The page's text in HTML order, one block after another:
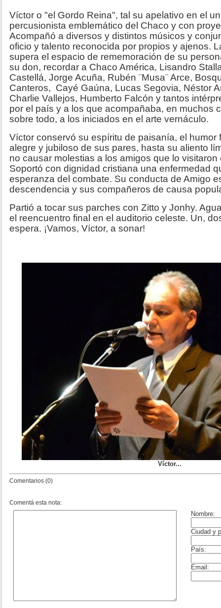
Víctor o "el Gordo Reina", tal su apelativo en el
percusionista emblemático del Chaco y con
Acompañó a diversos y distintos músicos y
oficio y talento reconocida por propios y ajenos.
supera el espacio de rememoración de su
su don, recordar a Chaco América, Lisandro
Castellá, Jorge Acuña, Rubén ¨Musa¨ Arce,
Canteros, Cayé Gaúna, Lucas Segovia, Néstor
Charlie Vallejos, Humberto Falcón y tantos
por el país y a los que acompañaba, en muchos
sobre todo, a los iniciados en el arte vernáculo.
Víctor conservó su espíritu de paisanía, el humor
alegre y jubiloso de sus pares, hasta su aliento
no causar molestias a los amigos que lo
Soportó con dignidad cristiana una enfermedad
esperanza del combate. Su conducta de Amigo
descendencia y sus compañeros de causa
Partió a tocar sus parches con Zitto y Jonhy.
el reencuentro final en el auditorio celeste. Un,
espera. ¡Vamos, Víctor, a sonar!
Víctor...
Comentarios (0)
Comentá esta nota: